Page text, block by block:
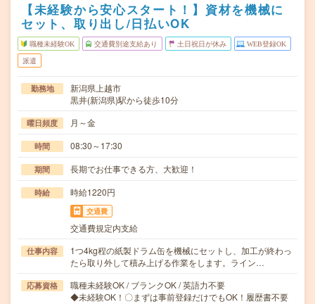
【未経験から安心スタート！】資材を機械に
セット、取り出し/日払いOK
職種未経験OK 交通費別途支給あり 土日祝日が休み WEB登録OK
派遣
勤務地
新潟県上越市
黒井(新潟県)駅から徒歩10分
曜日頻度 月～金
時間 08:30～17:30
期間 長期でお仕事できる方、大歓迎！
時給 時給1220円
交通費
交通費規定内支給
仕事内容
1つ4kg程の紙製ドラム缶を機械にセットし、加工が終わっ
たら取り外して積み上げる作業をします。ライン…
応募資格
職種未経験OK / ブランクOK / 英語力不要
◆未経験OK！〇まずは事前登録だけでもOK！履歴書不要